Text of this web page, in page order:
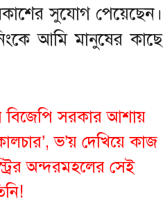
সুযোগ পেয়েছেন।
আমি মানুষের কাছে
বিজেপি সরকার আশায়
ভ’য় দেখিয়ে কাজ
অন্দরমহলের সেই